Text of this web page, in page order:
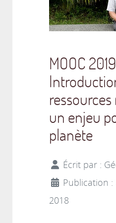
MOOC
un enjeu
planète
Écrit par :
Publication :
2018